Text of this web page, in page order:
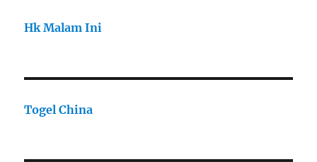
Hk Malam Ini
Togel China